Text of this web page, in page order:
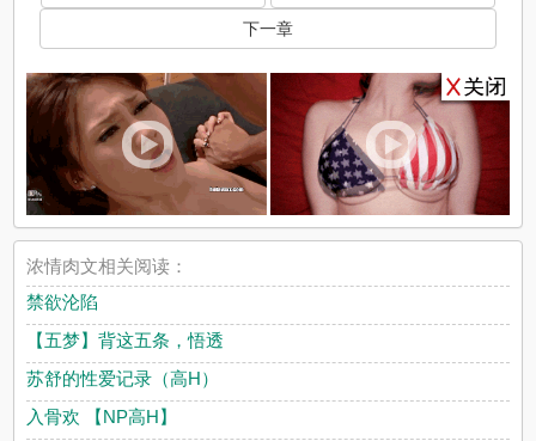
下一章
浓情肉文相关阅读：
禁欲沦陷
【五梦】背这五条，悟透
苏舒的性爱记录（高H）
入骨欢 【NP高H】